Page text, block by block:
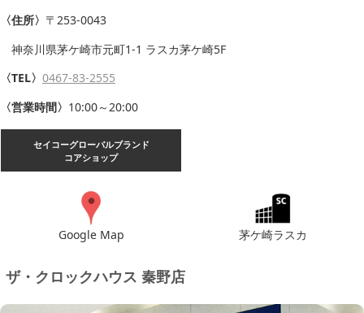
〈住所〉 〒253-0043
神奈川県茅ケ崎市元町1-1 ラスカ茅ケ崎5F
〈TEL〉 0467-83-2555
〈営業時間〉 10:00～20:00
セイコーグローバルブランド
コアショップ
Google Map 茅ケ崎ラスカ
ザ・クロックハウス 秦野店